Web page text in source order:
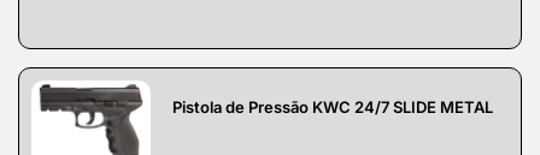
Pistola de Pressão KWC 24/7 SLIDE METAL